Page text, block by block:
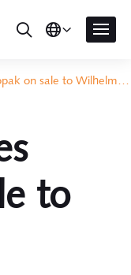
Ploum advises Vopak on sale to Wilhelmsen
to